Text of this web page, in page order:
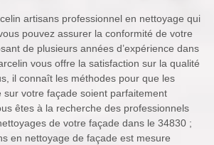
artisans professionnel en nettoyage qui
pouvez assurer la conformité de votre
de plusieurs années d’expérience dans
vous offre la satisfaction sur la qualité
il connaît les méthodes pour que les
sur votre façade soient parfaitement
êtes à la recherche des professionnels
de votre façade dans le 34830 ;
en nettoyage de façade est mesure